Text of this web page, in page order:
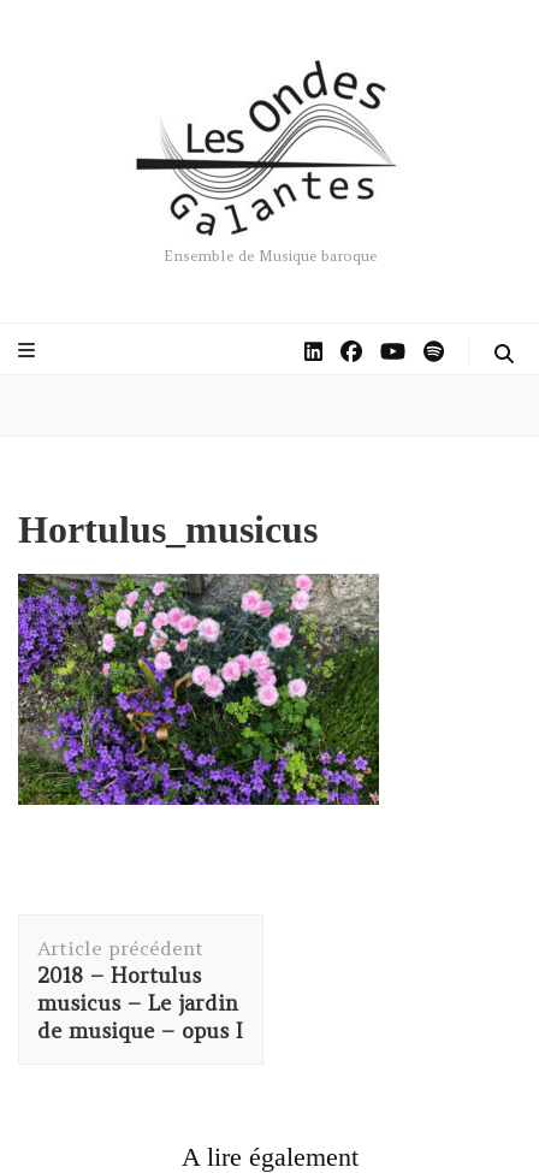
Ensemble de Musique baroque
Hortulus_musicus
d'article
Article précédent
2018 – Hortulus
musicus – Le jardin
de musique – opus I
A lire également